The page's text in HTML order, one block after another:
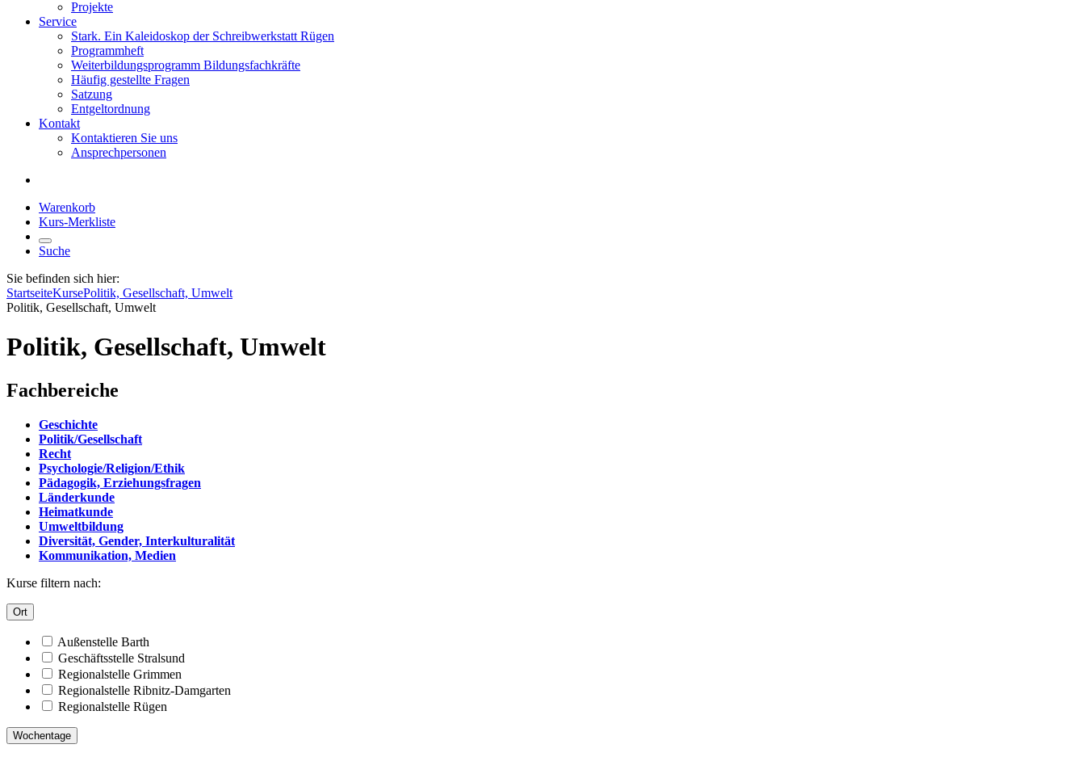
Projekte
Service
Stark. Ein Kaleidoskop der Schreibwerkstatt Rügen
Programmheft
Weiterbildungsprogramm Bildungsfachkräfte
Häufig gestellte Fragen
Satzung
Entgeltordnung
Kontakt
Kontaktieren Sie uns
Ansprechpersonen
Warenkorb
Kurs-Merkliste
Suche
Sie befinden sich hier:
StartseiteKursePolitik, Gesellschaft, Umwelt
Politik, Gesellschaft, Umwelt
Politik, Gesellschaft, Umwelt
Fachbereiche
Geschichte
Politik/Gesellschaft
Recht
Psychologie/Religion/Ethik
Pädagogik, Erziehungsfragen
Länderkunde
Heimatkunde
Umweltbildung
Diversität, Gender, Interkulturalität
Kommunikation, Medien
Kurse filtern nach:
Ort
Außenstelle Barth
Geschäftsstelle Stralsund
Regionalstelle Grimmen
Regionalstelle Ribnitz-Damgarten
Regionalstelle Rügen
Wochentage